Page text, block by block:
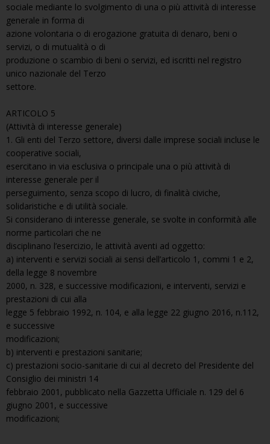
sociale mediante lo svolgimento di una o più attività di interesse
generale in forma di
azione volontaria o di erogazione gratuita di denaro, beni o
servizi, o di mutualità o di
produzione o scambio di beni o servizi, ed iscritti nel registro
unico nazionale del Terzo
settore.
ARTICOLO 5
(Attività di interesse generale)
1. Gli enti del Terzo settore, diversi dalle imprese sociali incluse le
cooperative sociali,
esercitano in via esclusiva o principale una o più attività di
interesse generale per il
perseguimento, senza scopo di lucro, di finalità civiche,
solidaristiche e di utilità sociale.
Si considerano di interesse generale, se svolte in conformità alle
norme particolari che ne
disciplinano l’esercizio, le attività aventi ad oggetto:
a) interventi e servizi sociali ai sensi dell’articolo 1, commi 1 e 2,
della legge 8 novembre
2000, n. 328, e successive modificazioni, e interventi, servizi e
prestazioni di cui alla
legge 5 febbraio 1992, n. 104, e alla legge 22 giugno 2016, n.112,
e successive
modificazioni;
b) interventi e prestazioni sanitarie;
c) prestazioni socio-sanitarie di cui al decreto del Presidente del
Consiglio dei ministri 14
febbraio 2001, pubblicato nella Gazzetta Ufficiale n. 129 del 6
giugno 2001, e successive
modificazioni;